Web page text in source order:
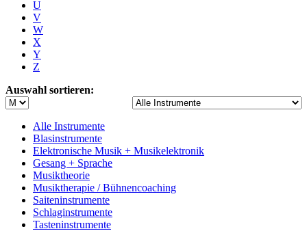
U
V
W
X
Y
Z
Auswahl sortieren:
Alle Instrumente
Blasinstrumente
Elektronische Musik + Musikelektronik
Gesang + Sprache
Musiktheorie
Musiktherapie / Bühnencoaching
Saiteninstrumente
Schlaginstrumente
Tasteninstrumente